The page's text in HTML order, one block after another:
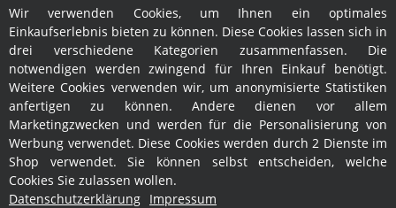
Hersteller
Rechtliches
Wir verwenden Cookies, um Ihnen ein optimales
Einkaufserlebnis bieten zu können. Diese Cookies lassen sich in
drei verschiedene Kategorien zusammenfassen. Die
notwendigen werden zwingend für Ihren Einkauf benötigt.
Weitere Cookies verwenden wir, um anonymisierte Statistiken
anfertigen zu können. Andere dienen vor allem
Marketingzwecken und werden für die Personalisierung von
Werbung verwendet. Diese Cookies werden durch 2 Dienste im
Shop verwendet. Sie können selbst entscheiden, welche
Cookies Sie zulassen wollen.
Datenschutzerklärung Impressum